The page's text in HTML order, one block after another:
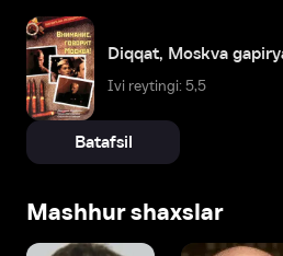
Diqqat, Moskva
Ivi reytingi: 5,5
Batafsil
Mashhur shaxslar